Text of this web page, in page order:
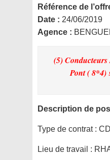
Référence de
Date : 24/06/2019
Agence :
(5)
Pont ( 8*4)
Description de
Type de contrat :
Lieu de travail :